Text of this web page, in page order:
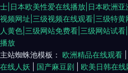
士|日本欧美性爱在线播放|日本欧洲亚
视频网址|三级视频在线观看|三级特
人黄色|三级网站免费看|三级网站试
播放
主站蜘蛛池模板： 欧洲精品在线观看
在线人妖
国产麻豆剧 欧美日韩在线